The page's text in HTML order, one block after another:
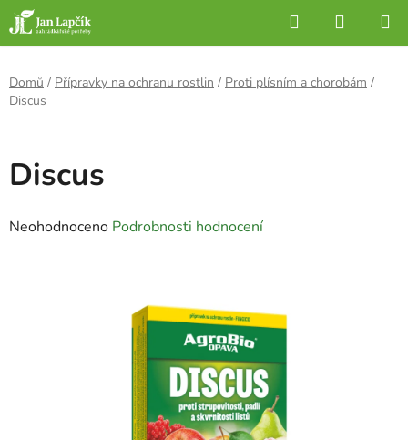
Přejít
na
obsah
Hledat
KOŠÍK
Domů / Přípravky na ochranu rostlin / Proti plísním a chorobám /
Discus
Discus
Průměrné
Neohodnoceno Podrobnosti hodnocení